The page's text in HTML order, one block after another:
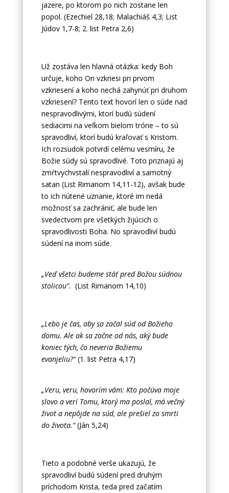
jazere, po ktorom po nich zostane len
popol. (Ezechiel 28,18; Malachiáš 4,3; List
Júdov 1,7-8; 2. list Petra 2,6)
Už zostáva len hlavná otázka: kedy Boh
určuje, koho On vzkriesi pri prvom
vzkriesení a koho nechá zahynúť pri druhom
vzkriesení? Tento text hovorí len o súde nad
nespravodlivými, ktorí budú súdení
sediacimi na veľkom bielom tróne – to sú
spravodliví, ktorí budú kraľovať s Kristom.
Ich rozsudok potvrdí celému vesmíru, že
Božie súdy sú spravodlivé. Toto priznajú aj
zmŕtvychvstalí nespravodliví a samotný
satan (List Rimanom 14,11-12), avšak bude
to ich nútené uznanie, ktoré im nedá
možnosť sa zachrániť, ale bude len
svedectvom pre všetkých žijúcich o
spravodlivosti Boha. No spravodliví budú
súdení na inom súde.
„Veď všetci budeme stáť pred Božou súdnou
stolicou“. (List Rimanom 14,10)
„Lebo je čas, aby sa začal súd od Božieho
domu. Ale ak sa začne od nás, aký bude
koniec tých, čo neveria Božiemu
evanjeliu?“(1. list Petra 4,17)
„Veru, veru, hovorím vám: Kto počúva moje
slovo a verí Tomu, ktorý ma poslal, má večný
život a nepôjde na súd, ale prešiel zo smrti
do života.“(Ján 5,24)
Tieto a podobné verše ukazujú, že
spravodliví budú súdení pred druhým
príchodom Krista, teda pred začatím